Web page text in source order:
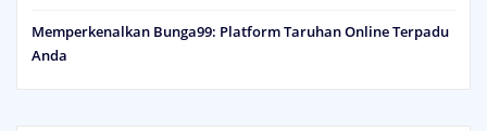
Memperkenalkan Bunga99: Platform Taruhan Online Terpadu
Anda